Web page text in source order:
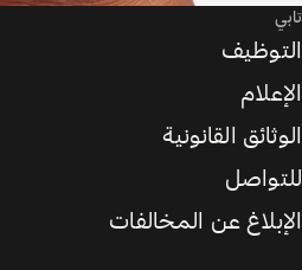
تابي
التوظيف
الإعلام
الوثائق القانونية
للتواصل
الإبلاغ عن المخالفات